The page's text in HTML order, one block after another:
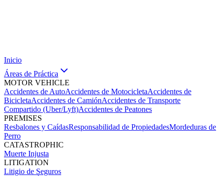
Inicio
Áreas de Práctica
MOTOR VEHICLE
Accidentes de AutoAccidentes de MotocicletaAccidentes de
BicicletaAccidentes de CamiónAccidentes de Transporte
Compartido (Uber/Lyft)Accidentes de Peatones
PREMISES
Resbalones y CaídasResponsabilidad de PropiedadesMordeduras de
Perro
CATASTROPHIC
Muerte Injusta
LITIGATION
Litigio de Seguros